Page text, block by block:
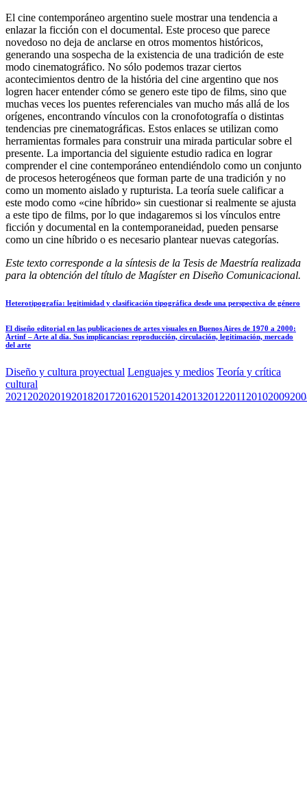
El cine contemporáneo argentino suele mostrar una tendencia a
enlazar la ficción con el documental. Este proceso que parece
novedoso no deja de anclarse en otros momentos históricos,
generando una sospecha de la existencia de una tradición de este
modo cinematográfico. No sólo podemos trazar ciertos
acontecimientos dentro de la história del cine argentino que nos
logren hacer entender cómo se genero este tipo de films, sino que
muchas veces los puentes referenciales van mucho más allá de los
orígenes, encontrando vínculos con la cronofotografía o distintas
tendencias pre cinematográficas. Estos enlaces se utilizan como
herramientas formales para construir una mirada particular sobre el
presente. La importancia del siguiente estudio radica en lograr
comprender el cine contemporáneo entendiéndolo como un conjunto
de procesos heterogéneos que forman parte de una tradición y no
como un momento aislado y rupturista. La teoría suele calificar a
este modo como «cine híbrido» sin cuestionar si realmente se ajusta
a este tipo de films, por lo que indagaremos si los vínculos entre
ficción y documental en la contemporaneidad, pueden pensarse
como un cine híbrido o es necesario plantear nuevas categorías.
Este texto corresponde a la síntesis de la Tesis de Maestría realizada
para la obtención del título de Magíster en Diseño Comunicacional.
Heterotipografía: legitimidad y clasificación tipográfica desde una perspectiva de género
El diseño editorial en las publicaciones de artes visuales en Buenos Aires de 1970 a 2000:
Artinf – Arte al día. Sus implicancias: reproducción, circulación, legitimación, mercado
del arte
Diseño y cultura proyectual Lenguajes y medios Teoría y crítica
cultural
2021 2020201920182017201620152014201320122011 20102009